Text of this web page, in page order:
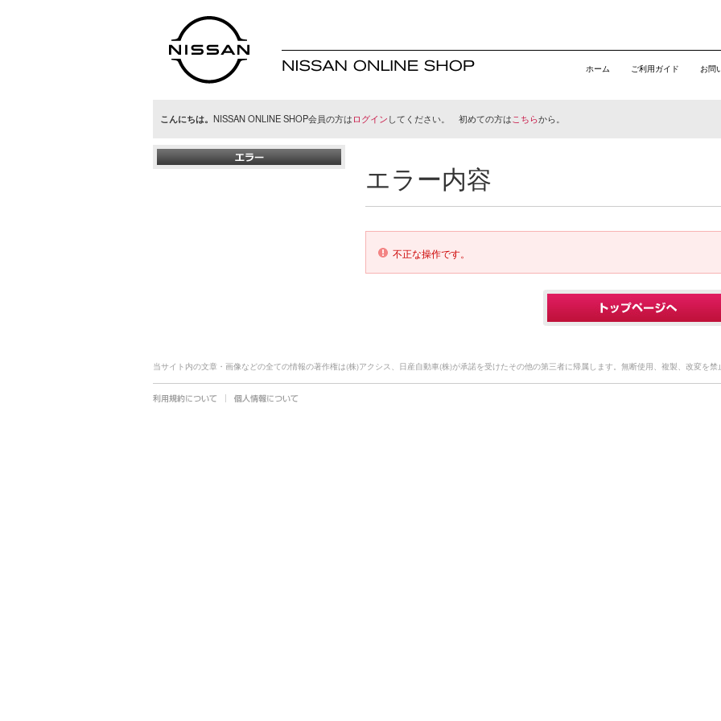
お問
ご利用ガイド
ホーム
こんにちは。 NISSAN ONLINE SHOP会員の方はログインしてください。 初めての方はこちらから。
エラー内容
不正な操作です。
当サイト内の文章・画像などの全ての情報の著作権は(株)アクシス、日産自動車(株)が承諾を受けたその他の第三者に帰属します。無断使用、複製、改変を禁